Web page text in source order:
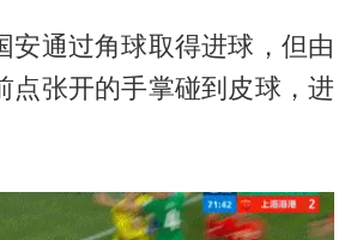
安通过角球取得进球，但由
点张开的手掌碰到皮球，进